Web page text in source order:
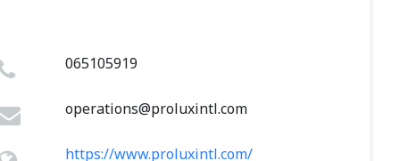
065105919
operations@proluxintl.com
https://www.proluxintl.com/